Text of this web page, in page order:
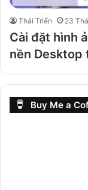
Thái Triển 23
Cài đặt hình
nền Desktop
Buy Me a